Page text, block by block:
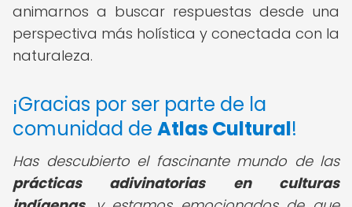
animarnos a buscar respuestas desde una
perspectiva más holística y conectada con la
naturaleza.
¡Gracias por ser parte de la
comunidad de Atlas Cultural!
Has descubierto el fascinante mundo de las
prácticas adivinatorias en culturas